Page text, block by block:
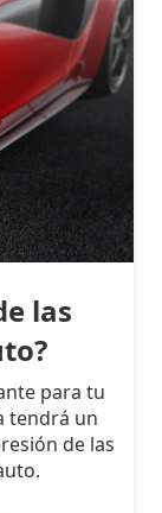
las
para tu
tendrá un
de las